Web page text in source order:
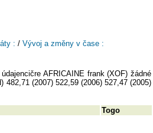
: / Vývoj a změny v čase :
AFRICAINE frank (XOF) žádné
482,71 (2007) 522,59 (2006) 527,47 (2005)
Togo